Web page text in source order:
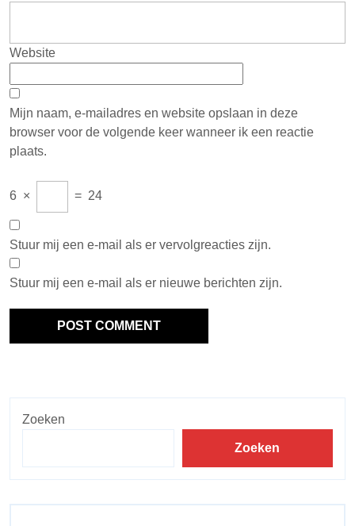
Website
Mijn naam, e-mailadres en website opslaan in deze
browser voor de volgende keer wanneer ik een reactie
plaats.
6 × = 24
Stuur mij een e-mail als er vervolgreacties zijn.
Stuur mij een e-mail als er nieuwe berichten zijn.
Zoeken
Zoeken